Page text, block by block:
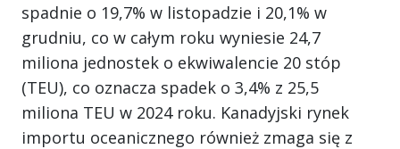
spadnie o 19,7% w listopadzie i 20,1% w
grudniu, co w całym roku wyniesie 24,7
miliona jednostek o ekwiwalencie 20 stóp
(TEU), co oznacza spadek o 3,4% z 25,5
miliona TEU w 2024 roku. Kanadyjski rynek
importu oceanicznego również zmaga się z